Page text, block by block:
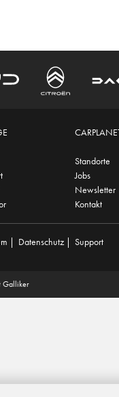
Standorte
Jobs
Newsletter
Kontakt
| Datenschutz| Support
Galliker